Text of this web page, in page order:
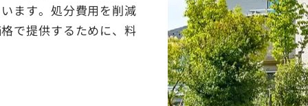
ます。処分費用を削減
で提供するために、料